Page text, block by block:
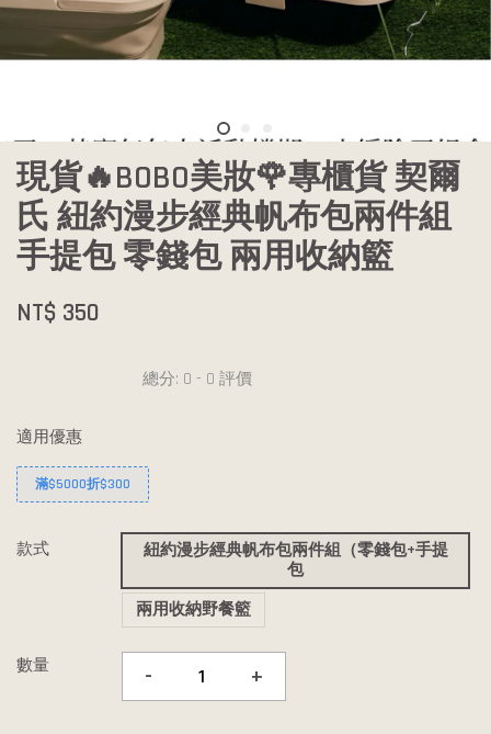
現貨🔥BOBO美妝🌹專櫃貨 契爾
氏 紐約漫步經典帆布包兩件組
手提包 零錢包 兩用收納籃
NT$ 350
總分: 0 - 0 評價
適用優惠
滿$5000折$300
款式
紐約漫步經典帆布包兩件組（零錢包+手提
包
兩用收納野餐籃
數量 - +